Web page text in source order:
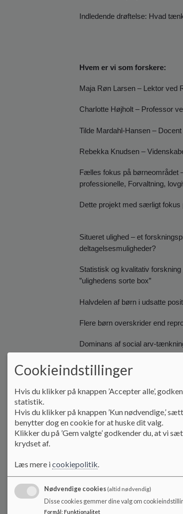
Indledende drøftelse: Hvad
Hvem er vi som forskere:
Maja Røn Larsen – Lektor ved
Charlotte Højholt – Professor
Tilde Mardahl-Hansen –
Rebekka Knudsen –
Fælles fokus på børneområdet
professionelle, Forvaltning,
Dette projekt med særligt
Situeret ulighed – et
deltagelsesmuligheder?
Statistisk og kvalitativ forskning
”ulighedens sorte box”
Halvdelen af børn i udsatte
Flere børn overskrider end
Dominans af social arv-
Fra børns perspektiver
hverdagslivet på tværs af
Deltagelsesbegrebets
(model)
Børns deltagelsesbetingelser
essentiel for deres
Cookieindstillinger
Hvis du klikker på knappen ’Accepter alle’,
statistik.
Hvis du klikker på knappen ’Kun nødvendige,’
benytter dog en cookie for at huske dit valg.
Klikker du på ’Gem valgte’ godkender du, at vi
krydset af.
Læs mere icookiepolitik.
Nødvendige cookies(altid nødvendig)
Disse cookies gemmer dine valg om
Formål : Funktionalitet